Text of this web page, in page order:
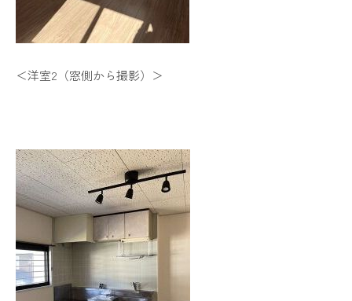
＜洋室2（窓側から撮影）＞